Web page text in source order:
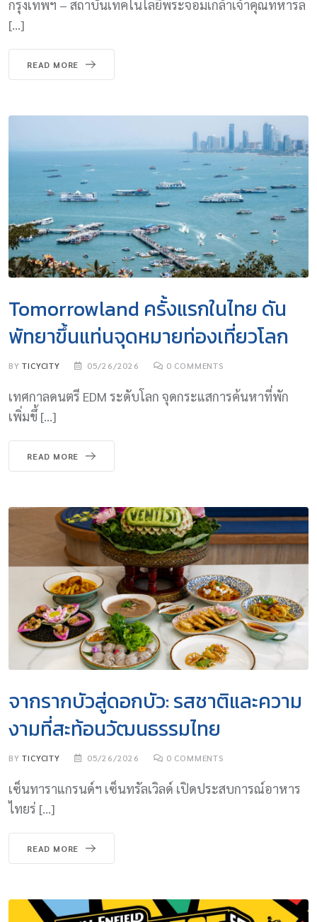
กรุงเทพฯ – สถาบันเทคโนโลยีพระจอมเกล้าเจ้าคุณทหารล
[…]
READ MORE
Tomorrowland ครั้งแรกในไทย ดัน
พัทยาขึ้นแท่นจุดหมายท่องเที่ยวโลก
BYTICYCITY 05/26/2026 0 COMMENTS
เทศกาลดนตรี EDM ระดับโลก จุดกระแสการค้นหาที่พัก
เพิ่มขึ้ […]
READ MORE
จากรากบัวสู่ดอกบัว: รสชาติและความ
งามที่สะท้อนวัฒนธรรมไทย
BYTICYCITY 05/26/2026 0 COMMENTS
เซ็นทาราแกรนด์ฯ เซ็นทรัลเวิลด์ เปิดประสบการณ์อาหาร
ไทยร่ […]
READ MORE